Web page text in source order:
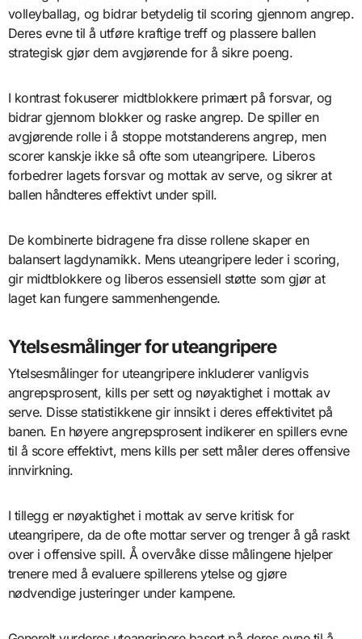
volleyballag, og bidrar betydelig til scoring gjennom angrep.
Deres evne til å utføre kraftige treff og plassere ballen
strategisk gjør dem avgjørende for å sikre poeng.
I kontrast fokuserer midtblokkere primært på forsvar, og
bidrar gjennom blokker og raske angrep. De spiller en
avgjørende rolle i å stoppe motstanderens angrep, men
scorer kanskje ikke så ofte som uteangripere. Liberos
forbedrer lagets forsvar og mottak av serve, og sikrer at
ballen håndteres effektivt under spill.
De kombinerte bidragene fra disse rollene skaper en
balansert lagdynamikk. Mens uteangripere leder i scoring,
gir midtblokkere og liberos essensiell støtte som gjør at
laget kan fungere sammenhengende.
Ytelsesmålinger for uteangripere
Ytelsesmålinger for uteangripere inkluderer vanligvis
angrepsprosent, kills per sett og nøyaktighet i mottak av
serve. Disse statistikkene gir innsikt i deres effektivitet på
banen. En høyere angrepsprosent indikerer en spillers evne
til å score effektivt, mens kills per sett måler deres offensive
innvirkning.
I tillegg er nøyaktighet i mottak av serve kritisk for
uteangripere, da de ofte mottar server og trenger å gå raskt
over i offensive spill. Å overvåke disse målingene hjelper
trenere med å evaluere spillerens ytelse og gjøre
nødvendige justeringer under kampene.